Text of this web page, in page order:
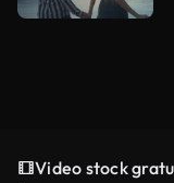
Video stock